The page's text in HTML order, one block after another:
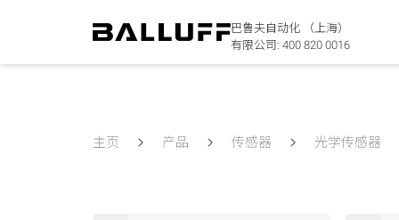
巴鲁夫自动化 （上海）
有限公司: 400 820 0016
主页 产品 传感器 光学传感器